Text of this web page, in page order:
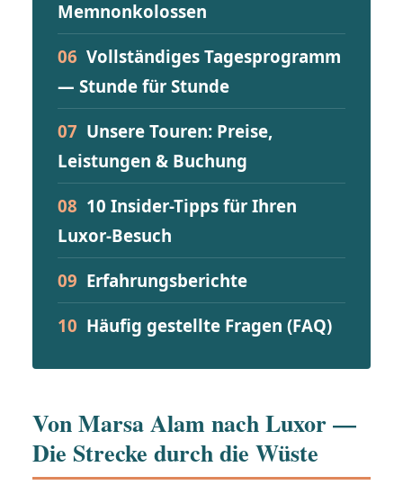
Memnonkolossen
06 Vollständiges Tagesprogramm
— Stunde für Stunde
07 Unsere Touren: Preise,
Leistungen & Buchung
08 10 Insider-Tipps für Ihren
Luxor-Besuch
09 Erfahrungsberichte
10 Häufig gestellte Fragen (FAQ)
Von Marsa Alam nach Luxor —
Die Strecke durch die Wüste